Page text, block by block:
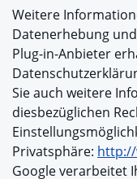
Weitere
Datenerhebung
Plug-in-Anbieter
Sie auch weitere
diesbezüglichen
Privatsphäre:
Google verarbeitet